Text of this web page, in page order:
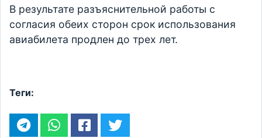
В результате разъяснительной работы с
согласия обеих сторон срок использования
авиабилета продлен до трех лет.
Теги: